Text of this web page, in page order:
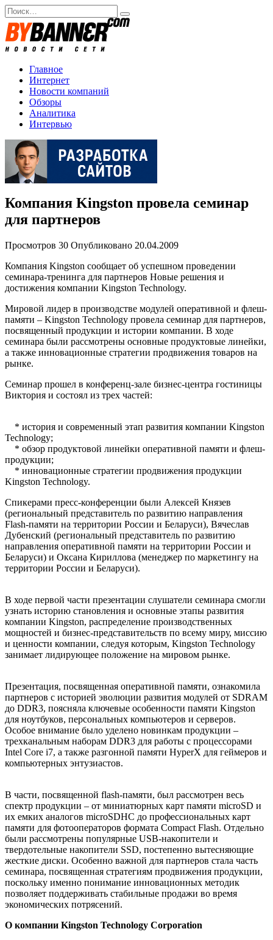
Перейти
к
содержанию
Search
for:
Главное
Интернет
Новости компаний
Обзоры
Аналитика
Интервью
Компания Kingston провела семинар
для партнеров
Просмотров 30 Опубликовано 20.04.2009
Компания Kingston сообщает об успешном проведении
семинара-тренинга для партнеров Новые решения и
достижения компании Kingston Technology.
Мировой лидер в производстве модулей оперативной и флеш-
памяти – Kingston Technology провела семинар для партнеров,
посвященный продукции и истории компании. В ходе
семинара были рассмотрены основные продуктовые линейки,
а также инновационные стратегии продвижения товаров на
рынке.
Семинар прошел в конференц-зале бизнес-центра гостиницы
Виктория и состоял из трех частей:
* история и современный этап развития компании Kingston
Technology;
* обзор продуктовой линейки оперативной памяти и флеш-
продукции;
* инновационные стратегии продвижения продукции
Kingston Technology.
Спикерами пресс-конференции были Алексей Князев
(региональный представитель по развитию направления
Flash-памяти на территории России и Беларуси), Вячеслав
Дубенский (региональный представитель по развитию
направления оперативной памяти на территории России и
Беларуси) и Оксана Кириллова (менеджер по маркетингу на
территории России и Беларуси).
В ходе первой части презентации слушатели семинара смогли
узнать историю становления и основные этапы развития
компании Kingston, распределение производственных
мощностей и бизнес-представительств по всему миру, миссию
и ценности компании, следуя которым, Kingston Technology
занимает лидирующее положение на мировом рынке.
Презентация, посвященная оперативной памяти, ознакомила
партнеров с историей эволюции развития модулей от SDRAM
до DDR3, поясняла ключевые особенности памяти Kingston
для ноутбуков, персональных компьютеров и серверов.
Особое внимание было уделено новинкам продукции –
трехканальным наборам DDR3 для работы с процессорами
Intel Core i7, а также разгонной памяти HyperX для геймеров и
компьютерных энтузиастов.
В части, посвященной flash-памяти, был рассмотрен весь
спектр продукции – от миниатюрных карт памяти microSD и
их емких аналогов microSDHC до профессиональных карт
памяти для фотооператоров формата Compact Flash. Отдельно
были рассмотрены популярные USB-накопители и
твердотельные накопители SSD, постепенно вытесняющие
жесткие диски. Особенно важной для партнеров стала часть
семинара, посвященная стратегиям продвижения продукции,
поскольку именно понимание инновационных методик
позволяет поддерживать стабильные продажи во время
экономических потрясений.
О компании Kingston Technology Corporation